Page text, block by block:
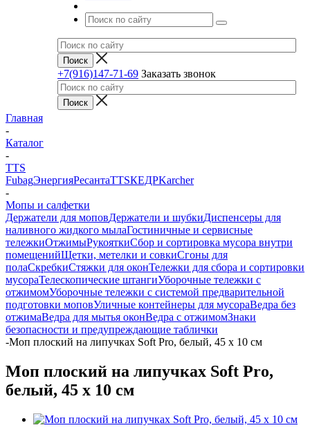
+7(916)147-71-69 Заказать звонок
Главная
-
Каталог
-
TTS
FubagЭнергияРесантаTTSКЕДРKarcher
-
Мопы и салфетки
Держатели для моповДержатели и шубкиДиспенсеры для
наливного жидкого мылаГостиничные и сервисные
тележкиОтжимыРукояткиСбор и сортировка мусора внутри
помещенийЩетки, метелки и совкиСгоны для
полаСкребкиСтяжки для оконТележки для сбора и сортировки
мусораТелескопические штангиУборочные тележки с
отжимомУборочные тележки с системой предварительной
подготовки моповУличные контейнеры для мусораВедра без
отжимаВедра для мытья оконВедра с отжимомЗнаки
безопасности и предупреждающие таблички
-Моп плоский на липучках Soft Pro, белый, 45 x 10 см
Моп плоский на липучках Soft Pro,
белый, 45 x 10 см